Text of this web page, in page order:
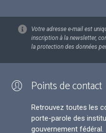
Votre adresse e-mail est
inscription à la newsletter,
la protection des données
Points de contact
Retrouvez toutes les
porte-parole des
gouvernement fédéral.